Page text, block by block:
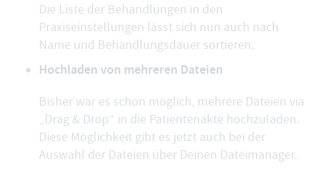
Die Liste der Behandlungen in den
Praxiseinstellungen lässt sich nun auch nach
Name und Behandlungsdauer sortieren.
Hochladen von mehreren Dateien
Bisher war es schon möglich, mehrere Dateien via
„Drag & Drop“ in die Patientenakte hochzuladen.
Diese Möglichkeit gibt es jetzt auch bei der
Auswahl der Dateien über Deinen Dateimanager.